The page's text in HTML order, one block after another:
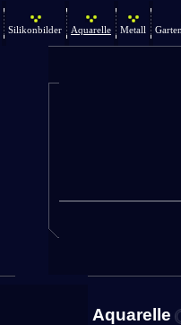
Silikonbilder Aquarelle Metall
Aquarelle